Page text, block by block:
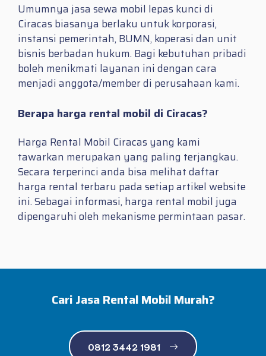
Umumnya jasa sewa mobil lepas kunci di
Ciracas biasanya berlaku untuk korporasi,
instansi pemerintah, BUMN, koperasi dan unit
bisnis berbadan hukum. Bagi kebutuhan pribadi
boleh menikmati layanan ini dengan cara
menjadi anggota/member di perusahaan kami.
Berapa harga rental mobil di Ciracas?
Harga Rental Mobil Ciracas yang kami
tawarkan merupakan yang paling terjangkau.
Secara terperinci anda bisa melihat daftar
harga rental terbaru pada setiap artikel website
ini. Sebagai informasi, harga rental mobil juga
dipengaruhi oleh mekanisme permintaan pasar.
Cari Jasa Rental Mobil Murah?
0812 3442 1981